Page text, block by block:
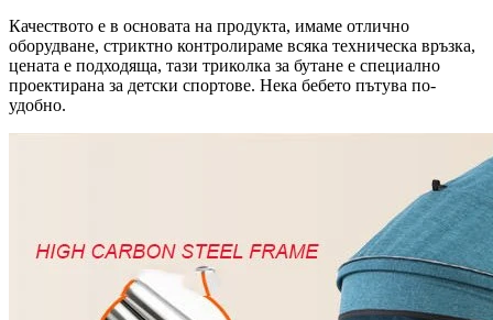
Качеството е в основата на продукта, имаме отлично
оборудване, стриктно контролираме всяка техническа връзка,
цената е подходяща, тази триколка за бутане е специално
проектирана за детски спортове. Нека бебето пътува по-
удобно.